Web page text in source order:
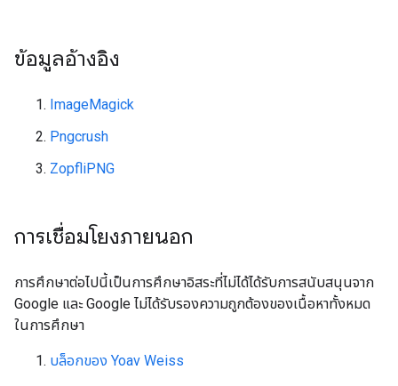
ข้อมูลอ้างอิง
ImageMagick
Pngcrush
ZopfliPNG
การเชื่อมโยงภายนอก
การศึกษาต่อไปนี้เป็นการศึกษาอิสระที่ไม่ได้ได้รับการสนับสนุนจาก
Google และ Google ไม่ได้รับรองความถูกต้องของเนื้อหาทั้งหมด
ในการศึกษา
บล็อกของ Yoav Weiss